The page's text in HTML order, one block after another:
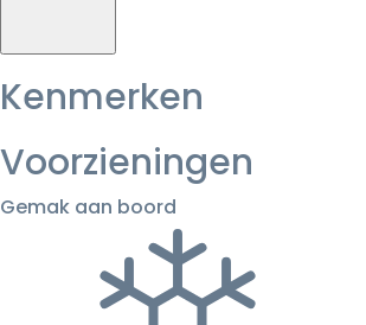
Kenmerken
Voorzieningen
Gemak aan boord